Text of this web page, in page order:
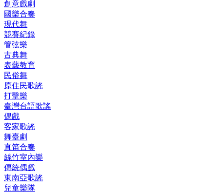
創意戲劇
國樂合奏
現代舞
競賽紀錄
管弦樂
古典舞
表藝教育
民俗舞
原住民歌謠
打擊樂
臺灣台語歌謠
偶戲
客家歌謠
舞臺劇
直笛合奏
絲竹室內樂
傳統偶戲
東南亞歌謠
兒童樂隊